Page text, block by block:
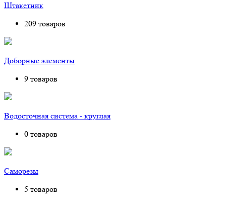
Штакетник
209 товаров
Доборные элементы
9 товаров
Водосточная система - круглая
0 товаров
Саморезы
5 товаров